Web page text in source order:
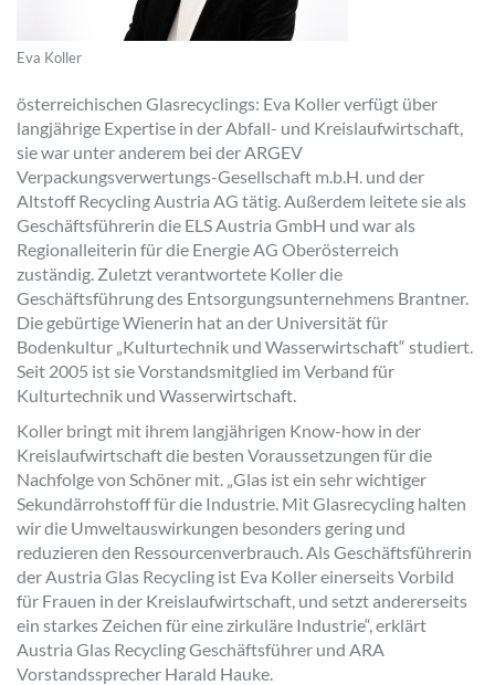
Eva Koller
österreichischen Glasrecyclings: Eva Koller verfügt über
langjährige Expertise in der Abfall- und Kreislaufwirtschaft,
sie war unter anderem bei der ARGEV
Verpackungsverwertungs-Gesellschaft m.b.H. und der
Altstoff Recycling Austria AG tätig. Außerdem leitete sie als
Geschäftsführerin die ELS Austria GmbH und war als
Regionalleiterin für die Energie AG Oberösterreich
zuständig. Zuletzt verantwortete Koller die
Geschäftsführung des Entsorgungsunternehmens Brantner.
Die gebürtige Wienerin hat an der Universität für
Bodenkultur „Kulturtechnik und Wasserwirtschaft“ studiert.
Seit 2005 ist sie Vorstandsmitglied im Verband für
Kulturtechnik und Wasserwirtschaft.
Koller bringt mit ihrem langjährigen Know-how in der
Kreislaufwirtschaft die besten Voraussetzungen für die
Nachfolge von Schöner mit. „Glas ist ein sehr wichtiger
Sekundärrohstoff für die Industrie. Mit Glasrecycling halten
wir die Umweltauswirkungen besonders gering und
reduzieren den Ressourcenverbrauch. Als Geschäftsführerin
der Austria Glas Recycling ist Eva Koller einerseits Vorbild
für Frauen in der Kreislaufwirtschaft, und setzt andererseits
ein starkes Zeichen für eine zirkuläre Industrie“, erklärt
Austria Glas Recycling Geschäftsführer und ARA
Vorstandssprecher Harald Hauke.